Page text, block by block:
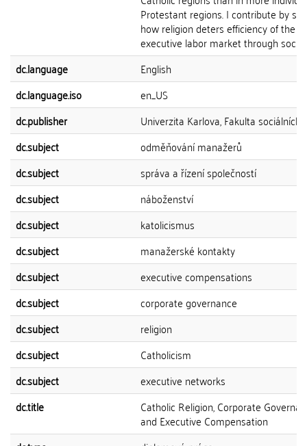
Protestant regions. I contribute by
how religion deters efficiency of the
executive labor market through
dc.language
English
dc.language.iso
en_US
dc.publisher
Univerzita Karlova, Fakulta sociálních
dc.subject
odměňování manažerů
dc.subject
správa a řízení společností
dc.subject
náboženství
dc.subject
katolicismus
dc.subject
manažerské kontakty
dc.subject
executive compensations
dc.subject
corporate governance
dc.subject
religion
dc.subject
Catholicism
dc.subject
executive networks
dc.title
Catholic Religion, Corporate
and Executive Compensation